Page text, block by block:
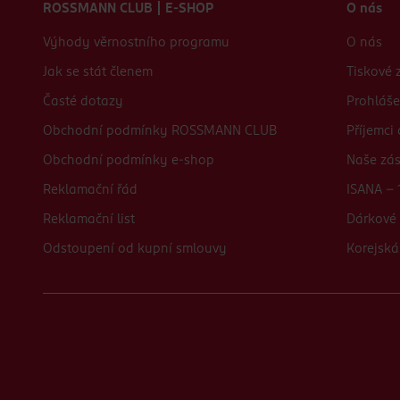
ROSSMANN CLUB | E-SHOP
Výhody věrnostního programu
Jak se stát členem
Časté dotazy
Obchodní podmínky ROSSMANN CLUB
Obchodní podmínky e-shop
Reklamační řád
Reklamační list
Odstoupení od kupní smlouvy
O nás
O nás
Tiskové
Příjemci
Naše
ISANA